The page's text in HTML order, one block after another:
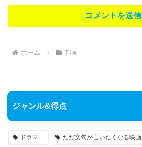
ホーム 邦画
ジャンル&得点
ドラマ ただ文句が言いたくなる映画